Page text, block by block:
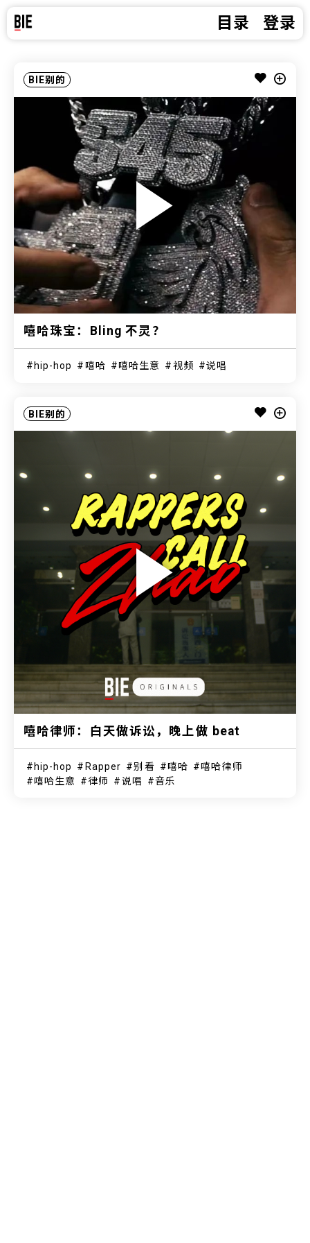
目录 登录
BIE别的
嘻哈珠宝：Bling 不灵？
hip-hop 嘻哈 嘻哈生意 视频 说唱
BIE别的
嘻哈律师：白天做诉讼，晚上做 beat
hip-hop Rapper 别看 嘻哈
嘻哈律师
嘻哈生意
律师 说唱 音乐